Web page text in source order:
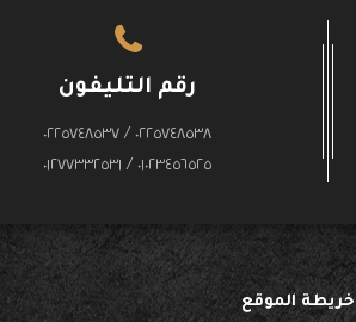
رقم التليفون
٠٢٢٥٧٤٨٥٣٨ / ٠٢٢٥٧٤٨٥٣٧
٠١٠٢٣٤٥٦٥٢٥ / ٠١٢٧٧٣٣٢٥٣١
خريطة الموقع